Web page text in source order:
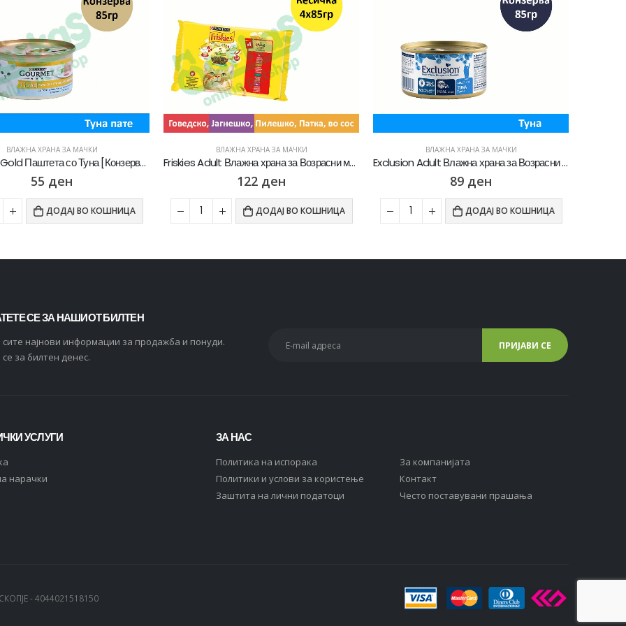
ВЛАЖНА ХРАНА ЗА МАЧКИ
Friskies Adult Влажна храна за Возрасни мачки со Говедско, Пилешко, Јагнешко, Патка во сос [Кесичка 4×85гр]
122ден
ДОДАЈ ВО КОШНИЦА
ВЛАЖНА ХРАНА ЗА МАЧКИ
Exclusion Adult Влажна храна за Возрасни мачки со Туна пате [Конзерва 85гр]
89 ден
ДОДАЈ ВО КОШНИЦА
ВЛАЖНА ХРАНА ЗА МАЧКИ
Friskies Adult Влажна храна за Возрасни мачки со Говедско во сос [Кесичка 85]
34 ден
ДОДАЈ ВО КОШНИЦА
СЕ ЗА НАШИОТ БИЛТЕН
сите најнови информации за продажба и понуди.
за билтен денес.
УСЛУГИ
нарачки
ЗА НАС
Политика на испорака
Политики и услови за користење
Заштита на лични податоци
За компанијата
Контакт
Често поставувани прашања
- 4044021518150